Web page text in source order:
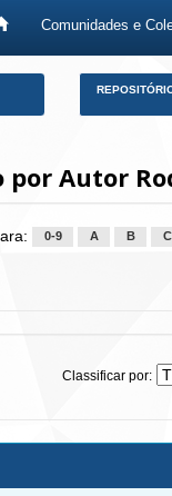
Comunidades e
por Autor
0-9 A B C
Classificar por: